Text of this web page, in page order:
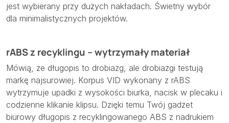
jest wybierany przy dużych nakładach. Świetny wybór
dla minimalistycznych projektów.
rABS z recyklingu – wytrzymały materiał
Mówią, że długopis to drobiazg, ale drobiazgi testują
markę najsurowiej. Korpus VID wykonany z rABS
wytrzymuje upadki z wysokości biurka, nacisk w plecaku i
codzienne klikanie klipsu. Dzięki temu Twój gadżet
biurowy długopis z recyklingowanego ABS z nadrukiem